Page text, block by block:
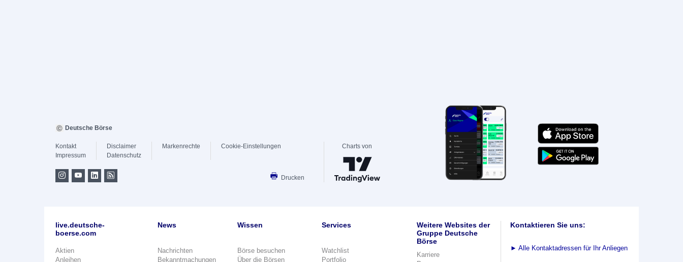
Deutsche Börse
Kontakt
Impressum
Disclaimer
Datenschutz
Markenrechte Cookie-Einstellungen
Drucken
Charts von
live.deutsche-
boerse.com
Aktien
Anleihen
News
Nachrichten
Bekanntmachungen
Wissen
Börse besuchen
Über die Börsen
Services
Watchlist
Portfolio
Weitere Websites der
Gruppe Deutsche
Börse
Karriere
Kontaktieren Sie uns:
► Alle Kontaktadressen für Ihr Anliegen